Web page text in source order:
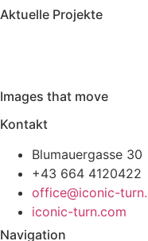
Aktuelle Projekte
Images that move
Kontakt
Blumauergasse
+43 664 4120422
office@iconic-
iconic-turn.com
Navigation